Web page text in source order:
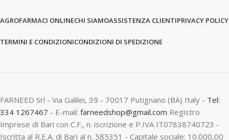
AGROFARMACI ONLINECHI SIAMOASSISTENZA CLIENTIPRIVACY POLICY
TERMINI E CONDIZIONICONDIZIONI DI SPEDIZIONE
FARNEED Srl - Via Galilei, 39 - 70017 Putignano (BA) Italy - Tel:
334 1267467 - E-mail: farneedshop@gmail.com Registro
Imprese di Bari con C.F., n. iscrizione e P.IVA IT07838740723 -
Iscritta al R.E.A. di Bari al n. 585351 - Capitale sociale: 10.000,00